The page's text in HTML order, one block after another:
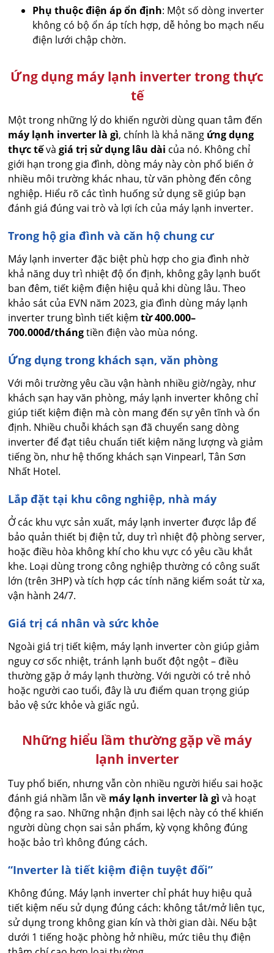
Phụ thuộc điện áp ổn định: Một số dòng inverter
không có bộ ổn áp tích hợp, dễ hỏng bo mạch nếu
điện lưới chập chờn.
Ứng dụng máy lạnh inverter trong thực
tế
Một trong những lý do khiến người dùng quan tâm đến
máy lạnh inverter là gì, chính là khả năng ứng dụng
thực tếvàgiá trị sử dụng lâu dài của nó. Không chỉ
giới hạn trong gia đình, dòng máy này còn phổ biến ở
nhiều môi trường khác nhau, từ văn phòng đến công
nghiệp. Hiểu rõ các tình huống sử dụng sẽ giúp bạn
đánh giá đúng vai trò và lợi ích của máy lạnh inverter.
Trong hộ gia đình và căn hộ chung cư
Máy lạnh inverter đặc biệt phù hợp cho gia đình nhờ
khả năng duy trì nhiệt độ ổn định, không gây lạnh buốt
ban đêm, tiết kiệm điện hiệu quả khi dùng lâu. Theo
khảo sát của EVN năm 2023, gia đình dùng máy lạnh
inverter trung bình tiết kiệmtừ 400.000–
700.000đ/thángtiền điện vào mùa nóng.
Ứng dụng trong khách sạn, văn phòng
Với môi trường yêu cầu vận hành nhiều giờ/ngày, như
khách sạn hay văn phòng, máy lạnh inverter không chỉ
giúp tiết kiệm điện mà còn mang đến sự yên tĩnh và ổn
định. Nhiều chuỗi khách sạn đã chuyển sang dòng
inverter để đạt tiêu chuẩn tiết kiệm năng lượng và giảm
tiếng ồn, như hệ thống khách sạn Vinpearl, Tân Sơn
Nhất Hotel.
Lắp đặt tại khu công nghiệp, nhà máy
Ở các khu vực sản xuất, máy lạnh inverter được lắp để
bảo quản thiết bị điện tử, duy trì nhiệt độ phòng server,
hoặc điều hòa không khí cho khu vực có yêu cầu khắt
khe. Loại dùng trong công nghiệp thường có công suất
lớn (trên 3HP) và tích hợp các tính năng kiểm soát từ xa,
vận hành 24/7.
Giá trị cá nhân và sức khỏe
Ngoài giá trị tiết kiệm, máy lạnh inverter còn giúp giảm
nguy cơ sốc nhiệt, tránh lạnh buốt đột ngột – điều
thường gặp ở máy lạnh thường. Với người có trẻ nhỏ
hoặc người cao tuổi, đây là ưu điểm quan trọng giúp
bảo vệ sức khỏe và giấc ngủ.
Những hiểu lầm thường gặp về máy
lạnh inverter
Tuy phổ biến, nhưng vẫn còn nhiều người hiểu sai hoặc
đánh giá nhầm lẫn về máy lạnh inverter là gì và hoạt
động ra sao. Những nhận định sai lệch này có thể khiến
người dùng chọn sai sản phẩm, kỳ vọng không đúng
hoặc bảo trì không đúng cách.
“Inverter là tiết kiệm điện tuyệt đối”
Không đúng. Máy lạnh inverter chỉ phát huy hiệu quả
tiết kiệm nếu sử dụng đúng cách: không tắt/mở liên tục,
sử dụng trong không gian kín và thời gian dài. Nếu bật
dưới 1 tiếng hoặc phòng hở nhiều, mức tiêu thụ điện